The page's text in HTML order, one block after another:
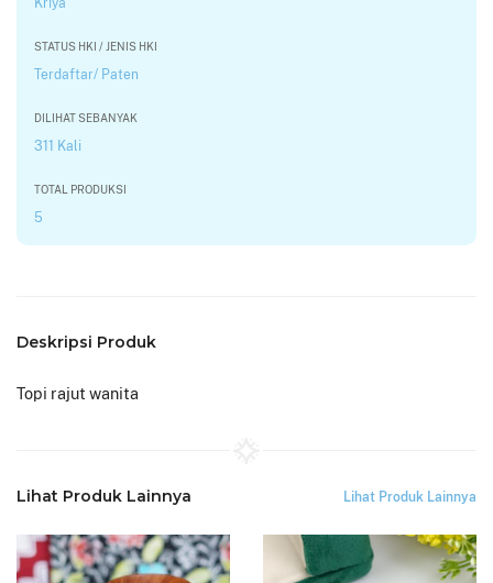
STATUS HKI / JENIS HKI
Terdaftar/ Paten
DILIHAT SEBANYAK
311 Kali
TOTAL PRODUKSI
5
Deskripsi Produk
Topi rajut wanita
Lihat Produk Lainnya Lihat Produk Lainnya